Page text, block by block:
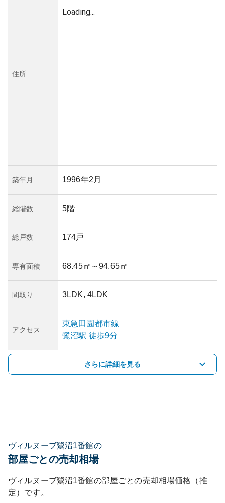
住所
Loading...
築年月 1996年2月
総階数 5階
総戸数 174戸
専有面積 68.45㎡ ～94.65㎡
間取り 3LDK, 4LDK
アクセス
東急田園都市線
鷺沼駅 徒歩9分
さらに詳細を見る
ヴィルヌーブ鷺沼1番館の
部屋ごとの売却相場
ヴィルヌーブ鷺沼1番館の部屋ごとの売却相場価格（推
定）です。